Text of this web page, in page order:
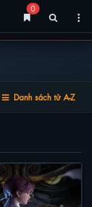
0
Danh sách từ A-Z